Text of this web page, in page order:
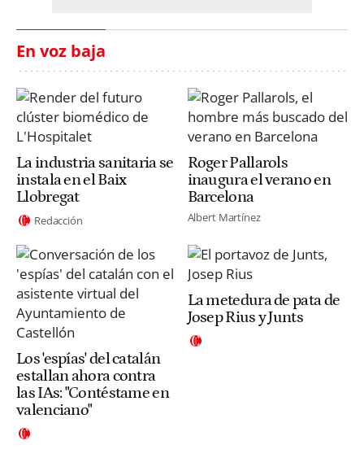
En voz baja
La industria sanitaria se
instala en el Baix
Llobregat
Redacción
Roger Pallarols
inaugura el verano en
Barcelona
Albert Martínez
Los 'espías' del catalán
estallan ahora contra
las IAs: "Contéstame en
valenciano"
La metedura de pata de
Josep Rius y Junts